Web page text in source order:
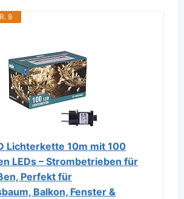
9
Lichterkette 10m mit 100
LEDs – Strombetrieben für
Perfekt für
Balkon, Fenster &